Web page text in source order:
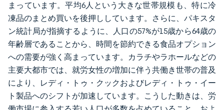
まっています。平均6人という大きな世帯規模も、特に冷
凍品のまとめ買いを後押ししています。さらに、パキスタ
ン統計局が指摘するように、人口の57%が15歳から64歳の
年齢層であることから、時間を節約できる食品オプション
への需要が強く高まっています。カラチやラホールなどの
主要大都市では、就労女性の増加に伴う共働き世帯の普及
により、レディ・トゥ・クックおよびレディ・トゥ・イー
ト製品へのシフトが加速しています。こうした動きは、労